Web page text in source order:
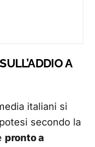
A
italiani si
secondo la
pronto a